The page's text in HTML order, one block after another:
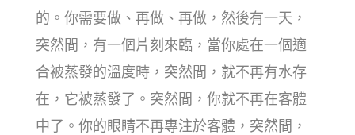
的。你需要做、再做、再做，然後有一天，
突然間，有一個片刻來臨，當你處在一個適
合被蒸發的溫度時，突然間，就不再有水存
在，它被蒸發了。突然間，你就不再在客體
中了。你的眼睛不再專注於客體，突然間，